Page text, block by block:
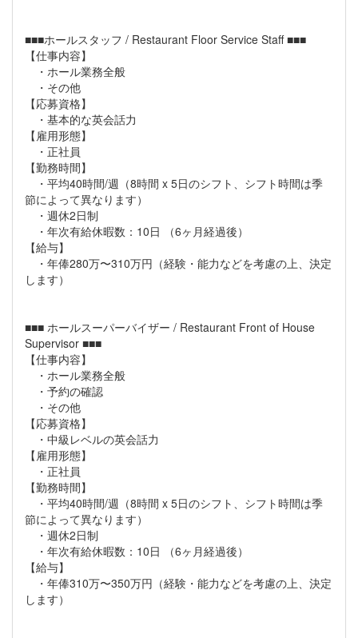
■■■ホールスタッフ / Restaurant Floor Service Staff ■■■
【仕事内容】
・ホール業務全般
・その他
【応募資格】
・基本的な英会話力
【雇用形態】
・正社員
【勤務時間】
・平均40時間/週（8時間 x 5日のシフト、シフト時間は季
節によって異なります）
・週休2日制
・年次有給休暇数：10日 （6ヶ月経過後）
【給与】
・年俸280万〜310万円（経験・能力などを考慮の上、決定
します）
■■■ ホールスーパーバイザー / Restaurant Front of House
Supervisor ■■■
【仕事内容】
・ホール業務全般
・予約の確認
・その他
【応募資格】
・中級レベルの英会話力
【雇用形態】
・正社員
【勤務時間】
・平均40時間/週（8時間 x 5日のシフト、シフト時間は季
節によって異なります）
・週休2日制
・年次有給休暇数：10日 （6ヶ月経過後）
【給与】
・年俸310万〜350万円（経験・能力などを考慮の上、決定
します）